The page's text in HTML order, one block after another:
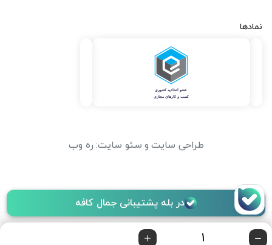
در بله پشتیبانی جمال کافه
نمادها
طراحی سایت و سئو سایت: ره وب